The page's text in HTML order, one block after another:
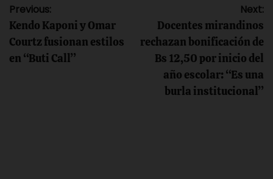
Navegación
de
entradas
Previous:
Kendo Kaponi y Omar
Courtz fusionan estilos
en “Buti Call”
Next:
Docentes mirandinos
rechazan bonificación de
Bs 12,50 por inicio del
año escolar: “Es una
burla institucional”